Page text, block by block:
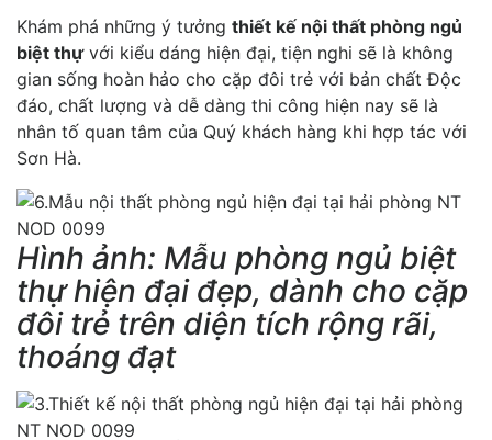
Khám phá những ý tưởng thiết kế nội thất phòng ngủ
biệt thựvới kiểu dáng hiện đại, tiện nghi sẽ là không
gian sống hoàn hảo cho cặp đôi trẻ với bản chất Độc
đáo, chất lượng và dễ dàng thi công hiện nay sẽ là
nhân tố quan tâm của Quý khách hàng khi hợp tác với
Sơn Hà.
Hình ảnh: Mẫu phòng ngủ biệt
thự hiện đại đẹp, dành cho cặp
đôi trẻ trên diện tích rộng rãi,
thoáng đạt